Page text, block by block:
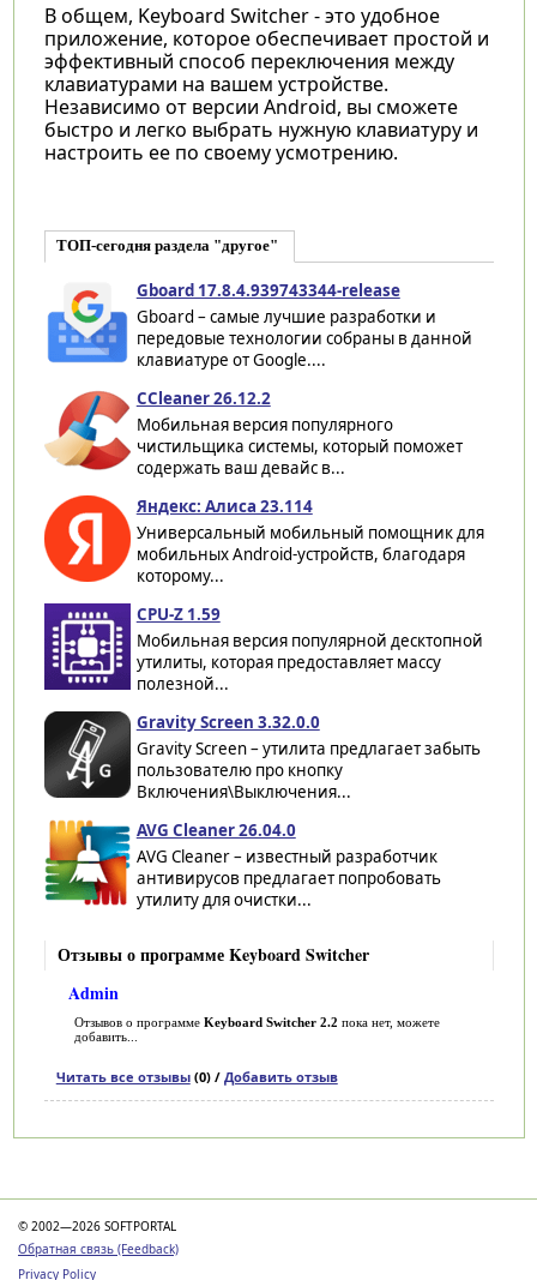
В общем, Keyboard Switcher - это удобное
приложение, которое обеспечивает простой и
эффективный способ переключения между
клавиатурами на вашем устройстве.
Независимо от версии Android, вы сможете
быстро и легко выбрать нужную клавиатуру и
настроить ее по своему усмотрению.
ТОП-сегодня раздела "другое"
Gboard 17.8.4.939743344-release
Gboard – самые лучшие разработки и
передовые технологии собраны в данной
клавиатуре от Google....
CCleaner 26.12.2
Мобильная версия популярного
чистильщика системы, который поможет
содержать ваш девайс в...
Яндекс: Алиса 23.114
Универсальный мобильный помощник для
мобильных Android-устройств, благодаря
которому...
CPU-Z 1.59
Мобильная версия популярной десктопной
утилиты, которая предоставляет массу
полезной...
Gravity Screen 3.32.0.0
Gravity Screen – утилита предлагает забыть
пользователю про кнопку
Включения\Выключения...
AVG Cleaner 26.04.0
AVG Cleaner – известный разработчик
антивирусов предлагает попробовать
утилиту для очистки...
Отзывы о программе Keyboard Switcher
Admin
Отзывов о программе Keyboard Switcher 2.2 пока нет, можете
добавить...
Читать все отзывы(0) / Добавить отзыв
© 2002—2026 SOFTPORTAL
Обратная связь (Feedback)
Privacy Policy